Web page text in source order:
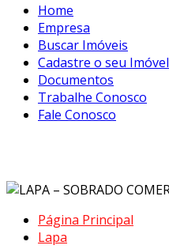
Home
Empresa
Buscar Imóveis
Cadastre o seu Imóvel
Documentos
Trabalhe Conosco
Fale Conosco
Página Principal
Lapa